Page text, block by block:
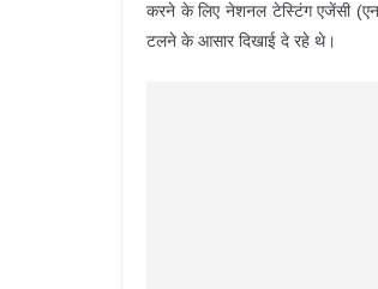
करने के लिए नेशनल टेस्टिंग एजेंसी
टलने के आसार दिखाई दे रहे थे।